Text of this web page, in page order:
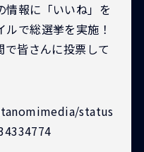
情報に「いいね」を
で総選挙を実施！
皆さんに投票して
status